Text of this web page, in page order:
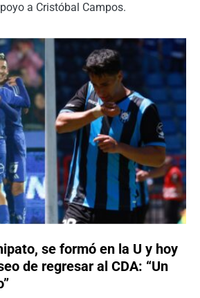
a Cristóbal Campos.
se formó en la U y hoy
de regresar al CDA: “Un